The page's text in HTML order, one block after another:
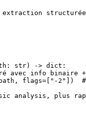
extraction
str) -> dict :
avec info binaire
flags= "-2" ])
analysis, plus